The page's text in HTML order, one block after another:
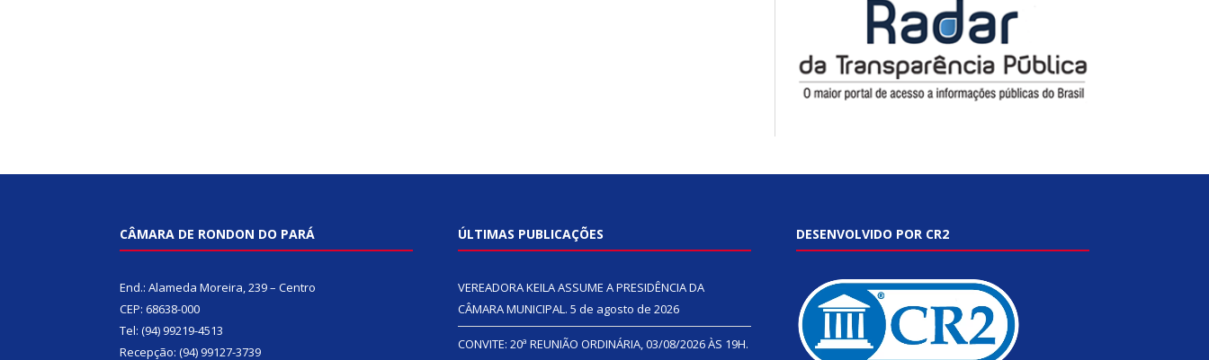
CÂMARA DE RONDON DO PARÁ
End.: Alameda Moreira, 239 – Centro
CEP: 68638-000
Tel: (94) 99219-4513
Recepção: (94) 99127-3739
ÚLTIMAS PUBLICAÇÕES
VEREADORA KEILA ASSUME A PRESIDÊNCIA DA
CÂMARA MUNICIPAL. 5 de agosto de 2026
CONVITE: 20ª REUNIÃO ORDINÁRIA, 03/08/2026 ÀS 19H.
DESENVOLVIDO POR CR2